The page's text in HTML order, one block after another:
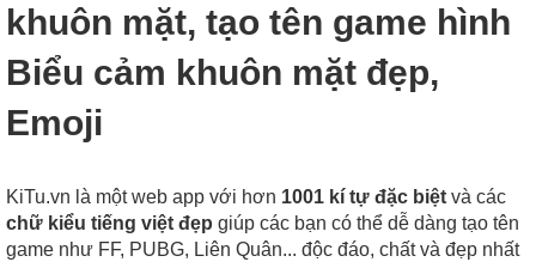
khuôn mặt, tạo tên game hình
Biểu cảm khuôn mặt đẹp,
Emoji
KiTu.vn là một web app với hơn 1001 kí tự đặc biệt và các
chữ kiểu tiếng việt đẹp giúp các bạn có thể dễ dàng tạo tên
game như FF, PUBG, Liên Quân... độc đáo, chất và đẹp nhất